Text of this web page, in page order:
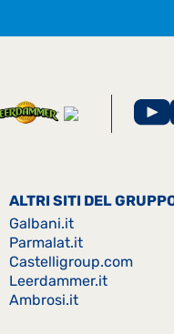
ALTRI SITI DEL
Galbani.it
Parmalat.it
Castelligroup.com
Leerdammer.it
Ambrosi.it